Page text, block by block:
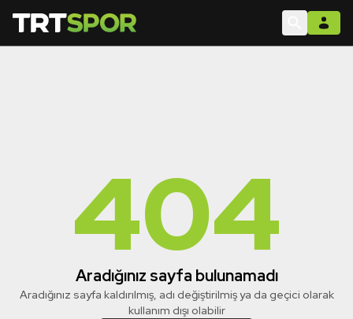
404
Aradığınız sayfa bulunamadı
Aradığınız sayfa kaldırılmış, adı değiştirilmiş ya da geçici olarak
kullanım dışı olabilir